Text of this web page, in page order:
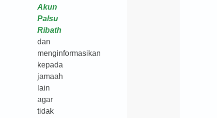
Akun
Palsu
Ribath
dan
menginformasikan
kepada
jamaah
lain
agar
tidak